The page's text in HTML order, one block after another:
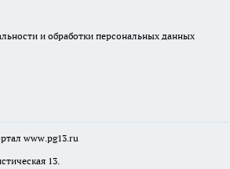
и обработки персональных данных
www.pg13.ru
13.